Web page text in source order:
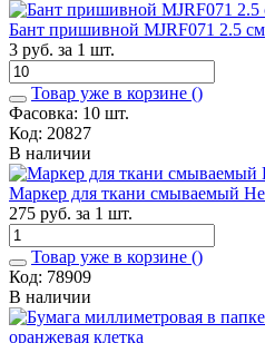
Бант пришивной MJRF071 2.5 см
3 руб. за 1 шт.
Товар уже в корзине ()
Фасовка: 10 шт.
Код: 20827
В наличии
Маркер для ткани смываемый
275 руб. за 1 шт.
Товар уже в корзине ()
Код: 78909
В наличии